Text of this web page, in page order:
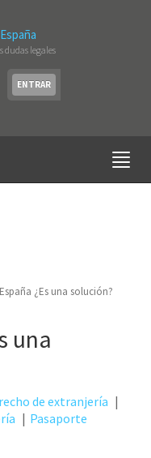
España
dudas legales
ENTRAR
¿Es una solución?
una
de extranjería
Pasaporte